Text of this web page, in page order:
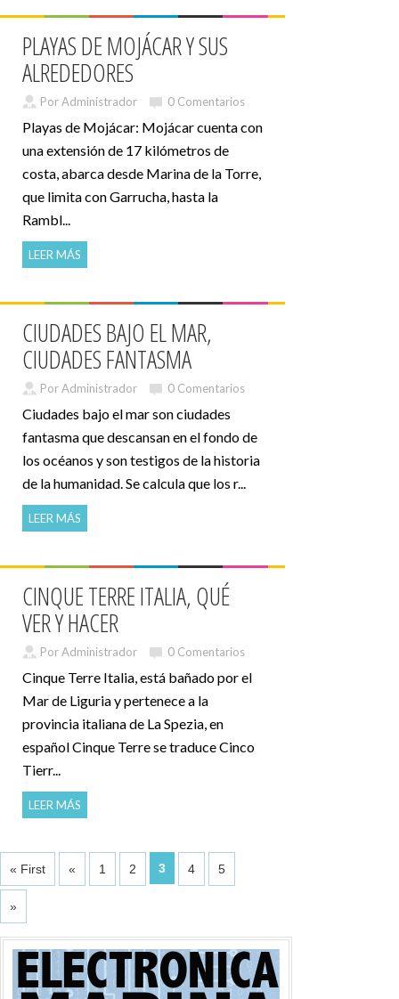
PLAYAS DE MOJÁCAR Y SUS
ALREDEDORES
Por Administrador 0 Comentarios
Playas de Mojácar: Mojácar cuenta con
una extensión de 17 kilómetros de
costa, abarca desde Marina de la Torre,
que limita con Garrucha, hasta la
Rambl...
LEER MÁS
CIUDADES BAJO EL MAR,
CIUDADES FANTASMA
Por Administrador 0 Comentarios
Ciudades bajo el mar son ciudades
fantasma que descansan en el fondo de
los océanos y son testigos de la historia
de la humanidad. Se calcula que los r...
LEER MÁS
CINQUE TERRE ITALIA, QUÉ
VER Y HACER
Por Administrador 0 Comentarios
Cinque Terre Italia, está bañado por el
Mar de Liguria y pertenece a la
provincia italiana de La Spezia, en
español Cinque Terre se traduce Cinco
Tierr...
LEER MÁS
« First « 1 2 3 4 5
»